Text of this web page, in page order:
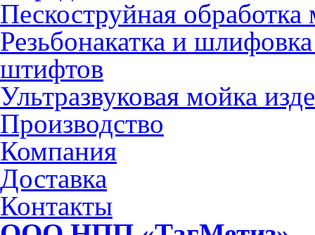
Пескоструйная
Резьбонакатка и
штифтов
Ультразвуковая мойка
Производство
Компания
Доставка
Контакты